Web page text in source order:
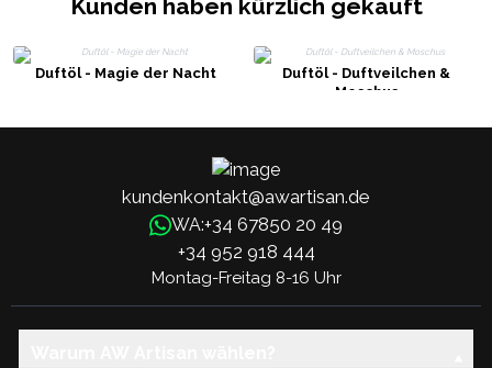
Kunden haben kürzlich gekauft
Duftöl - Magie der Nacht
Duftöl - Duftveilchen &
Moschus
kundenkontakt@awartisan.de
WA:+34 67850 20 49
+34 952 918 444
Montag-Freitag 8-16 Uhr